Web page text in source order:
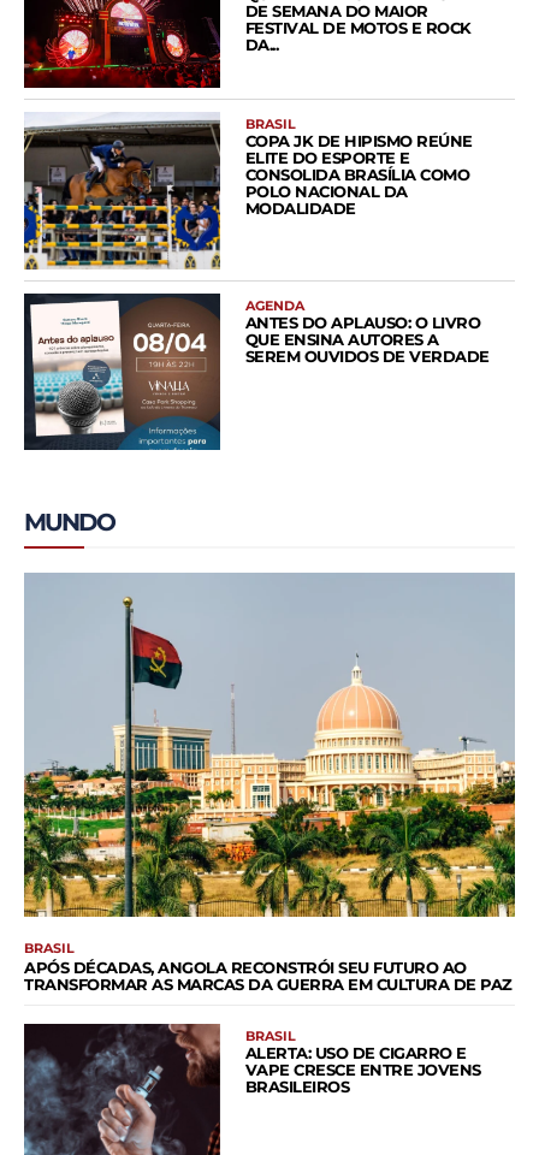
DE SEMANA DO MAIOR
FESTIVAL DE MOTOS E ROCK
DA...
BRASIL
COPA JK DE HIPISMO REÚNE
ELITE DO ESPORTE E
CONSOLIDA BRASÍLIA COMO
POLO NACIONAL DA
MODALIDADE
AGENDA
ANTES DO APLAUSO: O LIVRO
QUE ENSINA AUTORES A
SEREM OUVIDOS DE VERDADE
MUNDO
BRASIL
APÓS DÉCADAS, ANGOLA RECONSTRÓI SEU FUTURO AO
TRANSFORMAR AS MARCAS DA GUERRA EM CULTURA DE PAZ
BRASIL
ALERTA: USO DE CIGARRO E
VAPE CRESCE ENTRE JOVENS
BRASILEIROS